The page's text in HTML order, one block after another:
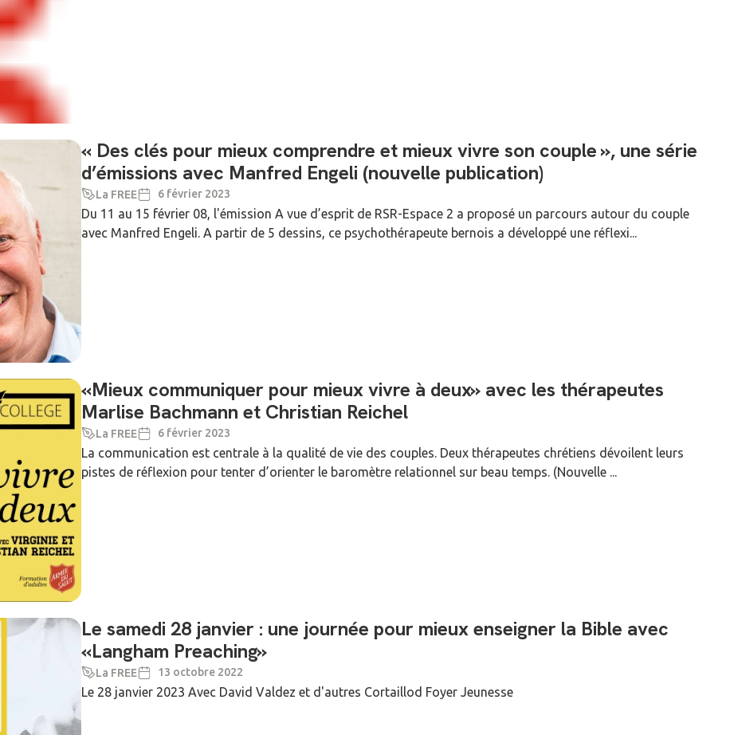
« Des clés pour mieux comprendre et mieux vivre son couple », une série
d’émissions avec Manfred Engeli (nouvelle publication)
La FREE 6 février 2023
Du 11 au 15 février 08, l'émission A vue d’esprit de RSR-Espace 2 a proposé un parcours autour du couple
avec Manfred Engeli. A partir de 5 dessins, ce psychothérapeute bernois a développé une réflexi...
«Mieux communiquer pour mieux vivre à deux» avec les thérapeutes
Marlise Bachmann et Christian Reichel
La FREE 6 février 2023
La communication est centrale à la qualité de vie des couples. Deux thérapeutes chrétiens dévoilent leurs
pistes de réflexion pour tenter d’orienter le baromètre relationnel sur beau temps. (Nouvelle ...
Le samedi 28 janvier : une journée pour mieux enseigner la Bible avec
«Langham Preaching»
La FREE 13 octobre 2022
Le 28 janvier 2023 Avec David Valdez et d'autres Cortaillod Foyer Jeunesse